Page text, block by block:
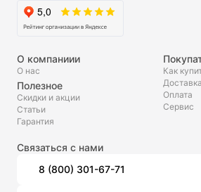
О компаниии
О нас
Полезное
Скидки и акции
Статьи
Гарантия
Как
Доставка
Оплата
Сервис
Связаться с нами
8 (800) 301-67-71